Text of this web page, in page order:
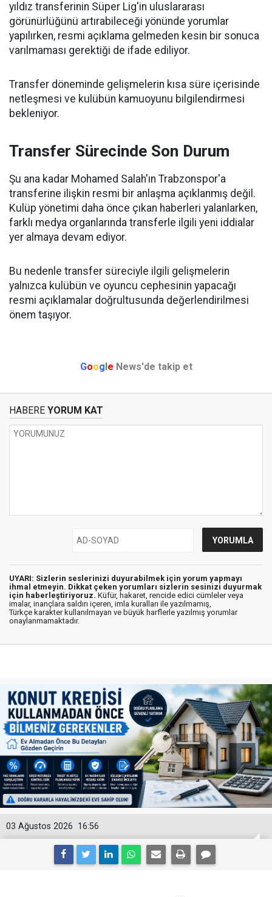
yıldız transferinin Süper Lig'in uluslararası
görünürlüğünü artırabileceği yönünde yorumlar
yapılırken, resmi açıklama gelmeden kesin bir sonuca
varılmaması gerektiği de ifade ediliyor.
Transfer döneminde gelişmelerin kısa süre içerisinde
netleşmesi ve kulübün kamuoyunu bilgilendirmesi
bekleniyor.
Transfer Sürecinde Son Durum
Şu ana kadar Mohamed Salah'ın Trabzonspor'a
transferine ilişkin resmi bir anlaşma açıklanmış değil.
Kulüp yönetimi daha önce çıkan haberleri yalanlarken,
farklı medya organlarında transferle ilgili yeni iddialar
yer almaya devam ediyor.
Bu nedenle transfer süreciyle ilgili gelişmelerin
yalnızca kulübün ve oyuncu cephesinin yapacağı
resmi açıklamalar doğrultusunda değerlendirilmesi
önem taşıyor.
Google News'de takip et
HABERE YORUM KAT
UYARI: Sizlerin seslerinizi duyurabilmek için yorum yapmayı
ihmal etmeyin. Dikkat çeken yorumları sizlerin sesinizi duyurmak
için haberleştiriyoruz. Küfür, hakaret, rencide edici cümleler veya
imalar, inançlara saldırı içeren, imla kuralları ile yazılmamış,
Türkçe karakter kullanılmayan ve büyük harflerle yazılmış yorumlar
onaylanmamaktadır.
16:56
03 Ağustos 2026